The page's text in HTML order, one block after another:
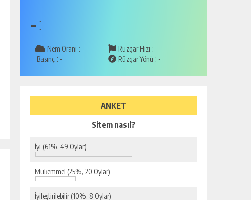
- -
-
Nem Oranı : -
Basınç : -
Rüzgar Hızı : -
Rüzgar Yönü : -
ANKET
Sitem nasıl?
İyi (61%, 49 Oylar)
Mükemmel (25%, 20 Oylar)
İyileştirilebilir(10%, 8 Oylar)